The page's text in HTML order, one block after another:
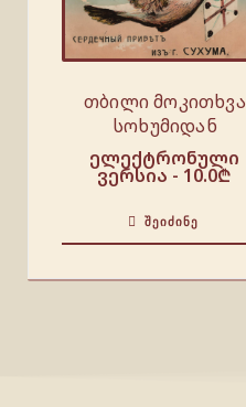
თბილი მოკითხვა
სოხუმიდან
ელექტრონული
ვერსია - 10.0₾
ᲨᲔᲘᲫᲘᲜᲔ